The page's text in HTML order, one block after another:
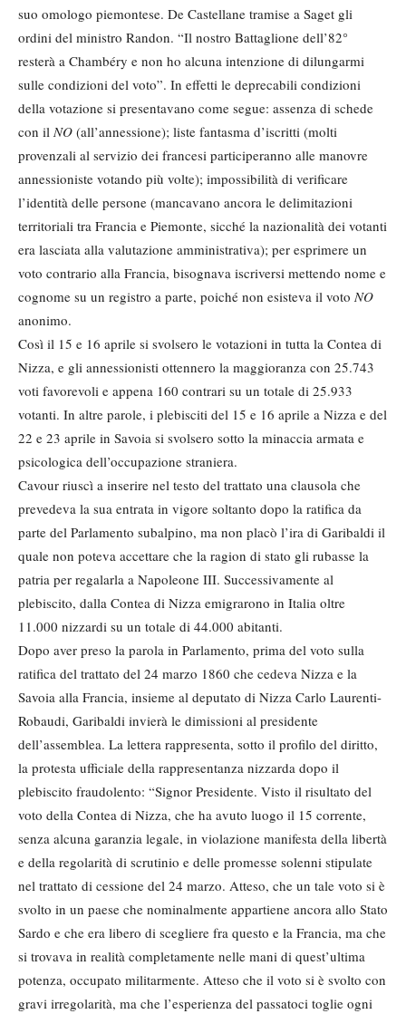
suo omologo piemontese. De Castellane tramise a Saget gli
ordini del ministro Randon. “Il nostro Battaglione dell’82°
resterà a Chambéry e non ho alcuna intenzione di dilungarmi
sulle condizioni del voto”. In effetti le deprecabili condizioni
della votazione si presentavano come segue: assenza di schede
con il NO (all’annessione); liste fantasma d’iscritti (molti
provenzali al servizio dei francesi participeranno alle manovre
annessioniste votando più volte); impossibilità di verificare
l’identità delle persone (mancavano ancora le delimitazioni
territoriali tra Francia e Piemonte, sicché la nazionalità dei votanti
era lasciata alla valutazione amministrativa); per esprimere un
voto contrario alla Francia, bisognava iscriversi mettendo nome e
cognome su un registro a parte, poiché non esisteva il voto NO
anonimo.
Così il 15 e 16 aprile si svolsero le votazioni in tutta la Contea di
Nizza, e gli annessionisti ottennero la maggioranza con 25.743
voti favorevoli e appena 160 contrari su un totale di 25.933
votanti. In altre parole, i plebisciti del 15 e 16 aprile a Nizza e del
22 e 23 aprile in Savoia si svolsero sotto la minaccia armata e
psicologica dell’occupazione straniera.
Cavour riuscì a inserire nel testo del trattato una clausola che
prevedeva la sua entrata in vigore soltanto dopo la ratifica da
parte del Parlamento subalpino, ma non placò l’ira di Garibaldi il
quale non poteva accettare che la ragion di stato gli rubasse la
patria per regalarla a Napoleone III. Successivamente al
plebiscito, dalla Contea di Nizza emigrarono in Italia oltre
11.000 nizzardi su un totale di 44.000 abitanti.
Dopo aver preso la parola in Parlamento, prima del voto sulla
ratifica del trattato del 24 marzo 1860 che cedeva Nizza e la
Savoia alla Francia, insieme al deputato di Nizza Carlo Laurenti-
Robaudi, Garibaldi invierà le dimissioni al presidente
dell’assemblea. La lettera rappresenta, sotto il profilo del diritto,
la protesta ufficiale della rappresentanza nizzarda dopo il
plebiscito fraudolento: “Signor Presidente. Visto il risultato del
voto della Contea di Nizza, che ha avuto luogo il 15 corrente,
senza alcuna garanzia legale, in violazione manifesta della libertà
e della regolarità di scrutinio e delle promesse solenni stipulate
nel trattato di cessione del 24 marzo. Atteso, che un tale voto si è
svolto in un paese che nominalmente appartiene ancora allo Stato
Sardo e che era libero di scegliere fra questo e la Francia, ma che
si trovava in realità completamente nelle mani di quest’ultima
potenza, occupato militarmente. Atteso che il voto si è svolto con
gravi irregolarità, ma che l’esperienza del passatoci toglie ogni